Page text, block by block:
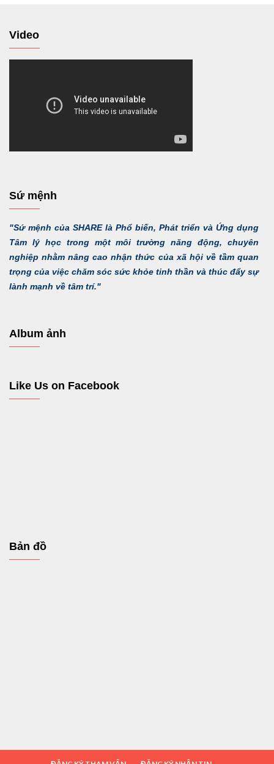
Video
Sứ mệnh
"Sứ mệnh của SHARE là Phổ biến, Phát triển và Ứng dụng
Tâm lý học trong một môi trường năng động, chuyên
nghiệp nhằm nâng cao nhận thức của xã hội về tầm quan
trọng của việc chăm sóc sức khỏe tinh thần và thúc đẩy sự
lành mạnh về tâm trí."
Album ảnh
Like Us on Facebook
Bản đồ